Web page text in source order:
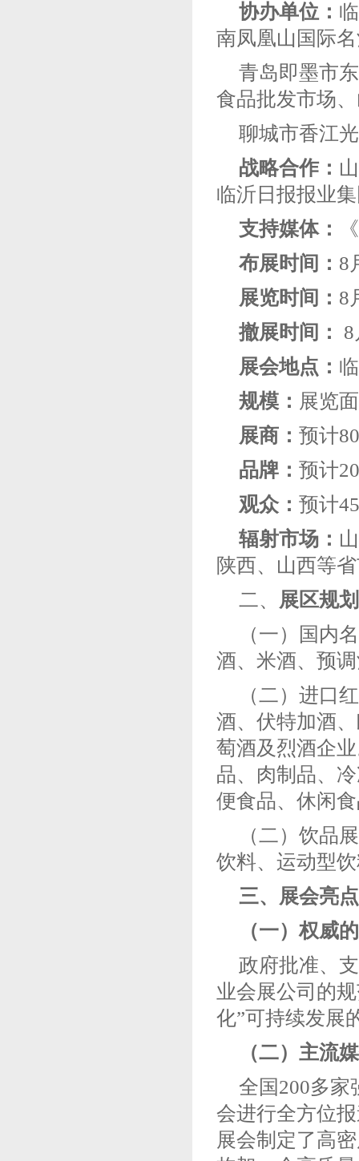
协办单位：
南凤凰山国际
青岛即墨市
食品批发市场
聊城市香江
战略合作：
临沂日报报业
支持媒体：
《
布展时间： 8
展览时间： 8
撤展时间：
展会地点：
规模： 展览
展商： 预计
品牌： 预计
观众： 预计
辐射市场：
陕西、山西等省
二、
展区规
（一）
国内
酒、米酒、预
（二）进口
酒、伏特加酒
萄酒及烈酒企
品、肉制品、
便食品、休闲
（二）饮品
饮料、运动型
三、展会亮
（一）权威
政府批准、
业会展公司的
化”可持续发展
（二）主流
全国200多家
会进行全方位
展会制定了高